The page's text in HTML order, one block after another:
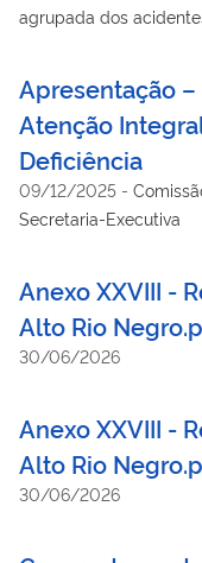
agrupada dos
eventos.
Apresentação
Atenção
Deficiência
09/12/2025 -
Secretaria-Executiva
Anexo XXVIII -
Alto Rio
30/06/2026
Anexo XXVIII -
Alto Rio
30/06/2026